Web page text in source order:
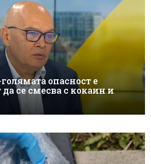
опасност е
се смесва с кокаин и